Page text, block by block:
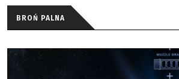
BROŃ PALNA